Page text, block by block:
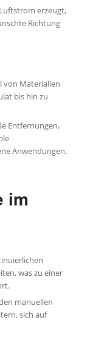
erzeugt,
Richtung
von Materialien
bis hin zu
Entfernungen,
Anwendungen.
im
was zu einer
manuellen
sich auf